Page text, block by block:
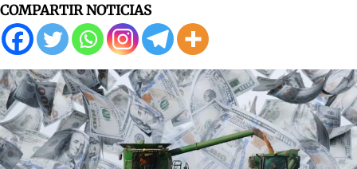
COMPARTIR NOTICIAS